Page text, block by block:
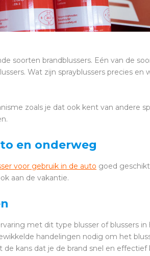
soorten brandblussers. Eén van de
Wat zijn sprayblussers precies en
zoals je dat ook kent van andere
en onderweg
voor gebruik in de auto goed
aan de vakantie.
met dit type blusser of blussers
handelingen nodig om het
kans dat je de brand snel en effectief